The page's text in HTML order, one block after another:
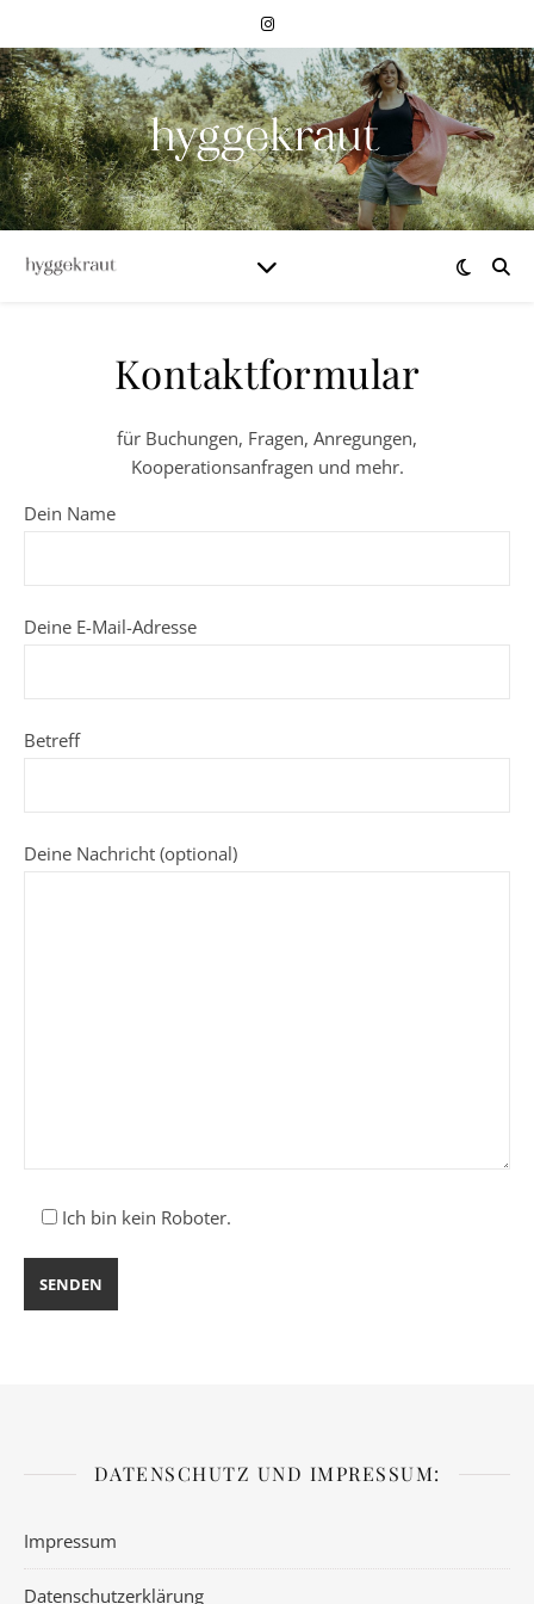
Kontaktformular
für Buchungen, Fragen, Anregungen,
Kooperationsanfragen und mehr.
Dein Name
Deine E-Mail-Adresse
Betreff
Deine Nachricht (optional)
Ich bin kein Roboter.
DATENSCHUTZ UND IMPRESSUM:
Impressum
Datenschutzerklärung